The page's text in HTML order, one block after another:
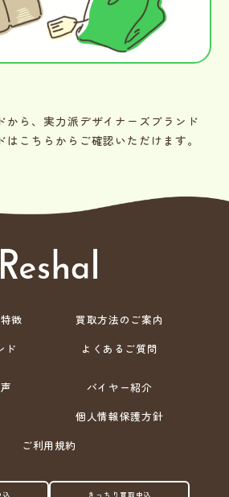
から、実力派デザイナーズブランド
はこちらからご確認いただけます。
徴
買取方法のご案内
ド
よくあるご質問
バイヤー紹介
個人情報保護方針
ご利用規約